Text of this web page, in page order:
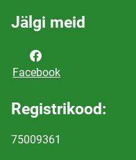
Jälgi meid
Facebook
Registrikood:
75009361